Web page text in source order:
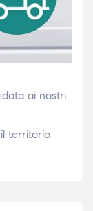
ai nostri
territorio